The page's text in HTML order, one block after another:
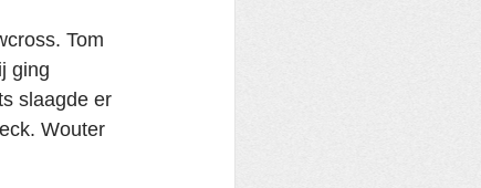
Tom
ging
slaagde er
Wouter